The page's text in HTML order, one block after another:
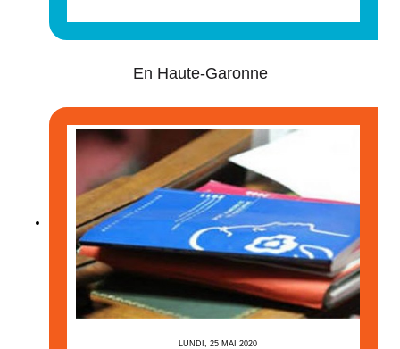
En Haute-Garonne
LUNDI, 25 MAI 2020